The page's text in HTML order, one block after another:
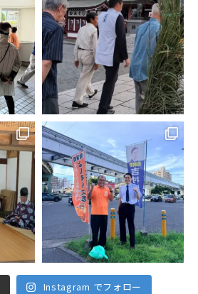
Instagram でフォロー